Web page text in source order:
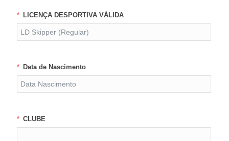
LICENÇA DESPORTIVA VÁLIDA
Data de Nascimento
CLUBE